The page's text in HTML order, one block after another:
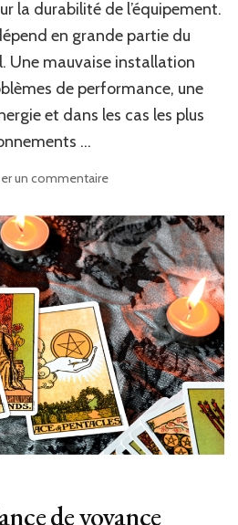
la durabilité de l’équipement.
en grande partie du
Une mauvaise installation
de performance, une
et dans les cas les plus
…
un commentairesur
critères
prioriser
pour
choisir
un
spécialiste
en
installation
de
climatisation ?
de voyance